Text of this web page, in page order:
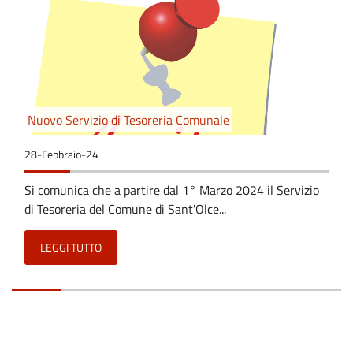
Nuovo Servizio di Tesoreria Comunale
28-Febbraio-24
Si comunica che a partire dal 1° Marzo 2024 il Servizio
di Tesoreria del Comune di Sant'Olce...
LEGGI TUTTO